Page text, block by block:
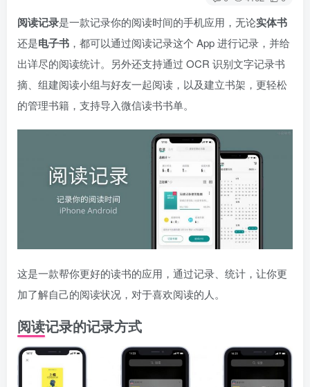
阅读记录是一款记录你的阅读时间的手机应用，无论实体书
还是电子书 ，都可以通过阅读记录这个 App 进行记录，并给
出详尽的阅读统计。另外还支持通过 OCR 识别文字记录书
摘、组建阅读小组与好友一起阅读，以及建立书架，更轻松
的管理书籍，支持导入微信读书书单。
这是一款帮你更好的读书的应用，通过记录、统计，让你更
加了解自己的阅读状况，对于喜欢阅读的人。
阅读记录的记录方式